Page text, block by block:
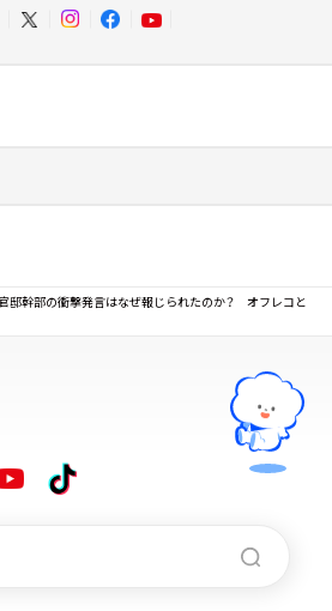
官邸幹部の衝撃発言はなぜ報じられたのか？ オフレコと